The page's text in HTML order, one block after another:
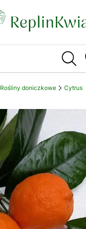
Rośliny doniczkowe Cytrus